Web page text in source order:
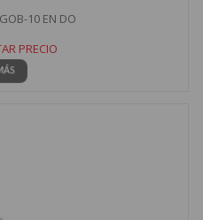
10 EN DO
PRECIO